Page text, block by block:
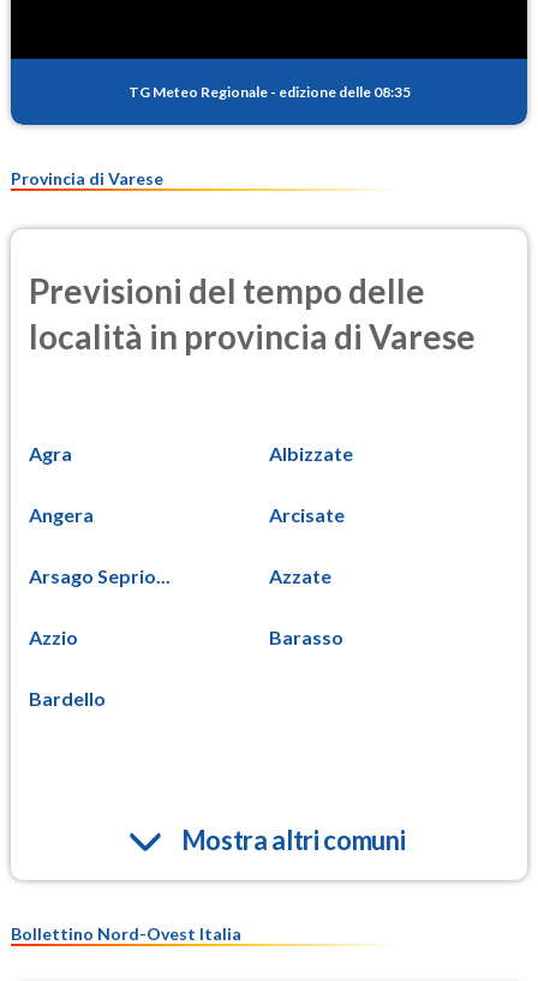
TG Meteo Regionale - edizione delle 08:35
Provincia di Varese
Previsioni del tempo delle
località in provincia di Varese
Agra Albizzate
Angera Arcisate
Arsago Seprio... Azzate
Azzio Barasso
Bardello
Mostra altri comuni
Bollettino Nord-Ovest Italia